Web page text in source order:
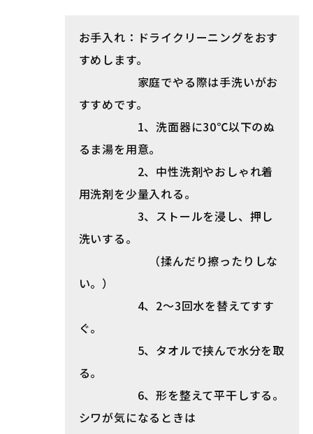
お手入れ：ドライクリーニングをおす
すめします。
家庭でやる際は手洗いがお
すすめです。
1、洗面器に30℃以下のぬ
るま湯を用意。
2、中性洗剤やおしゃれ着
用洗剤を少量入れる。
3、ストールを浸し、押し
洗いする。
（揉んだり擦ったりしな
い。）
4、2〜3回水を替えてすす
ぐ。
5、タオルで挟んで水分を取
る。
6、形を整えて平干しする。
シワが気になるときは